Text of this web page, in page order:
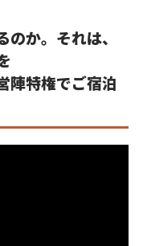
か。それは、
陣特権でご宿泊